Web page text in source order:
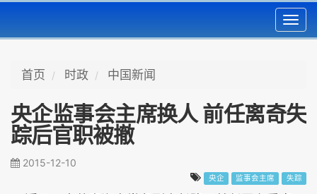
首页 时政 中国新闻
央企监事会主席换人 前任离奇失
踪后官职被撤
2015-12-10
央企 监事会主席 失踪